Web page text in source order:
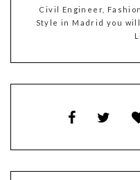
Civil Engineer,
Style in Madrid you